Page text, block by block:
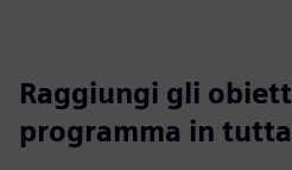
Raggiungi gli
programma in